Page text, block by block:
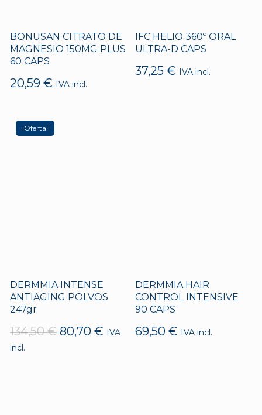
BONUSAN CITRATO DE
MAGNESIO 150MG PLUS
60 CAPS
20,59 € IVA incl.
IFC HELIO 360º ORAL
ULTRA-D CAPS
37,25 € IVA incl.
¡Oferta!
DERMMIA INTENSE
ANTIAGING POLVOS
247gr
134,50€ El
80,70 €El
IVA
incl.
DERMMIA HAIR
CONTROL INTENSIVE
90 CAPS
69,50 € IVA incl.